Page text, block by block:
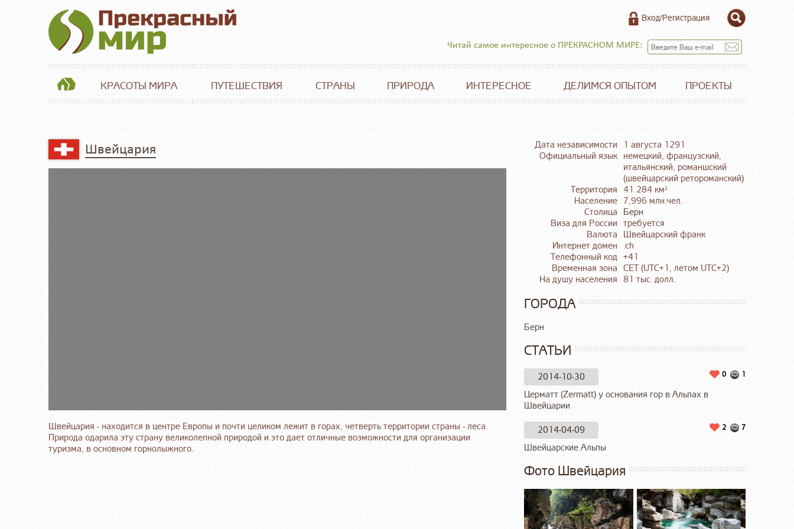
Вход/Регистрация
Читай самое интересное о ПРЕКРАСНОМ МИРЕ:
КРАСОТЫ МИРА ПУТЕШЕСТВИЯ СТРАНЫ ПРИРОДА ИНТЕРЕСНОЕ ДЕЛИМСЯ ОПЫТОМ ПРОЕКТЫ
Швейцария
Швейцария - находится в центре Европы и почти целиком лежит в горах, четверть территории страны - леса.
Природа одарила эту страну великолепной природой и это дает отличные возможности для организации
туризма, в основном горнолыжного.
Дата независимости
1 августа 1291
Официальный язык немецкий, французский,
итальянский, романшский
(швейцарский ретороманский)
Территория 41 284 км²
Население 7,996 млн.чел.
Столица
Берн
Виза для России требуется
Валюта
Швейцарский франк
Интернет домен
.ch
Телефонный код +41
Временная зона CET (UTC+1, летом UTC+2)
На душу населения 81 тыс. долл.
ГОРОДА
Берн
СТАТЬИ
2014-10-30 1
0
Церматт (Zermatt) у основания гор в Альпах в
Швейцарии
2014-04-09 7
2
Швейцарские Альпы
Фото Швейцария